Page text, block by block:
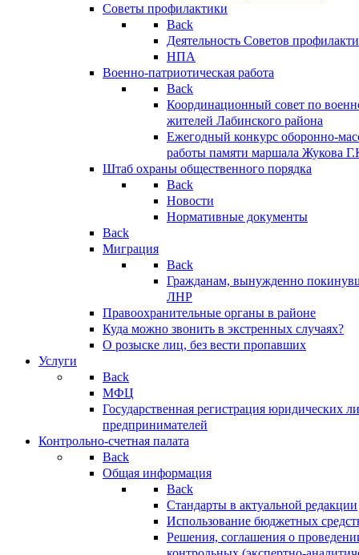
Советы профилактики
Back
Деятельность Советов
НПА
Военно-патриотическая работа
Back
Координационный совет по
жителей Лабинского района
Ежегодный конкурс оборонно-
работы памяти маршала Жукова
Штаб охраны общественного порядка
Back
Новости
Нормативные документы
Back
Миграция
Back
Гражданам, вынужденно
ЛНР
Правоохранительные органы в районе
Куда можно звонить в экстренных случаях?
О розыске лиц, без вести пропавших
Услуги
Back
МФЦ
Государственная регистрация юридических
предпринимателей
Контрольно-счетная палата
Back
Общая информация
Back
Стандарты в актуальной редакции
Использование бюджетных
Решения, соглашения о